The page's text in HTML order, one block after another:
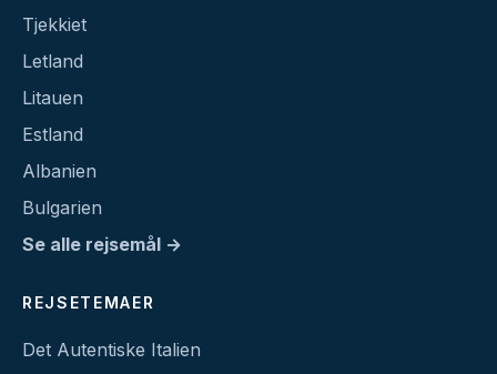
Tjekkiet
Letland
Litauen
Estland
Albanien
Bulgarien
Se alle rejsemål →
REJSETEMAER
Det Autentiske Italien